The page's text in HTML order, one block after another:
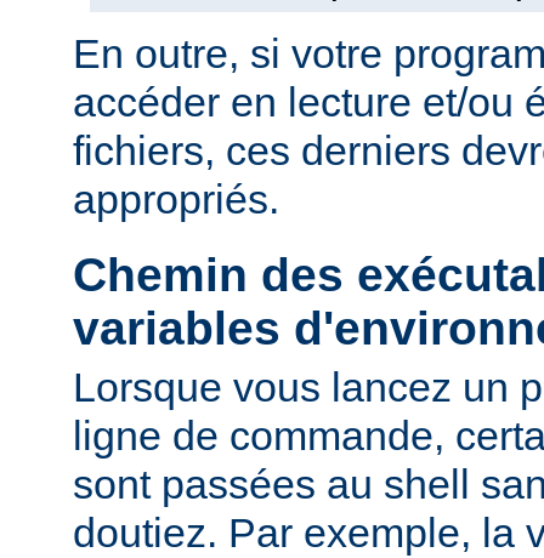
En outre, si votre
accéder en lecture et/ou
fichiers, ces derniers
appropriés.
Chemin des
variables
Lorsque vous lancez un
ligne de commande,
sont passées au shell
doutiez. Par exemple, la